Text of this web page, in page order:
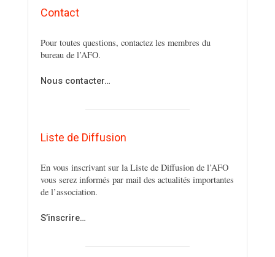
Contact
Pour toutes questions, contactez les membres du
bureau de l’AFO.
Nous contacter…
Liste de Diffusion
En vous inscrivant sur la Liste de Diffusion de l’AFO
vous serez informés par mail des actualités importantes
de l’association.
S’inscrire…